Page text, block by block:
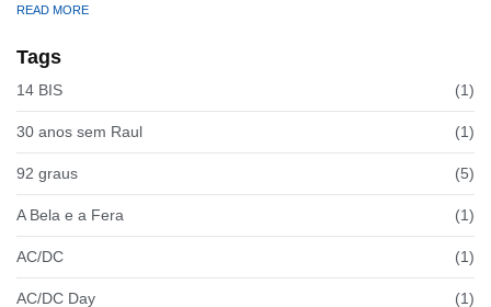
READ MORE
Tags
14 BIS (1)
30 anos sem Raul (1)
92 graus (5)
A Bela e a Fera (1)
AC/DC (1)
AC/DC Day (1)